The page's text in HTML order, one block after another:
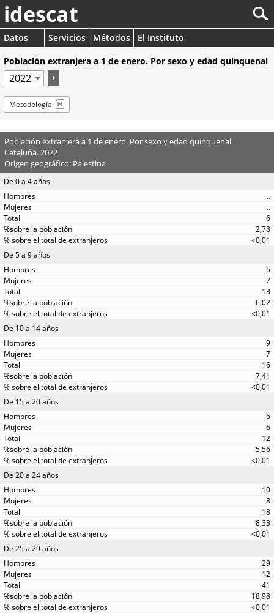
idescat
Datos Servicios Métodos
El Instituto
Población extranjera a 1 de enero. Por sexo y edad quinquenal
Metodología
Población extranjera a 1 de enero. Por sexo y edad quinquenal
Cataluña. 2022
Origen geográfico: Palestina
De 0 a 4 años
..
..
6
2,78
<0,01
De 5 a 9 años
6
7
13
6,02
<0,01
De 10 a 14 años
9
7
16
7,41
<0,01
De 15 a 20 años
6
6
12
5,56
<0,01
De 20 a 24 años
10
8
18
8,33
<0,01
De 25 a 29 años
29
12
41
18,98
<0,01